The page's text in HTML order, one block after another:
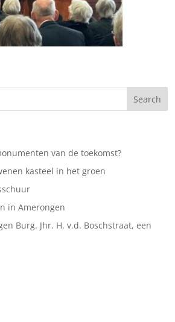
van de toekomst?
kasteel in het groen
in Amerongen
Burg. Jhr. H. v.d. Boschstraat, een